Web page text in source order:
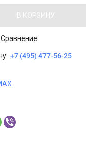
В КОРЗИНУ
Сравнение
+7 (495) 477-56-25